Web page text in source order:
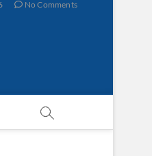
No Comments